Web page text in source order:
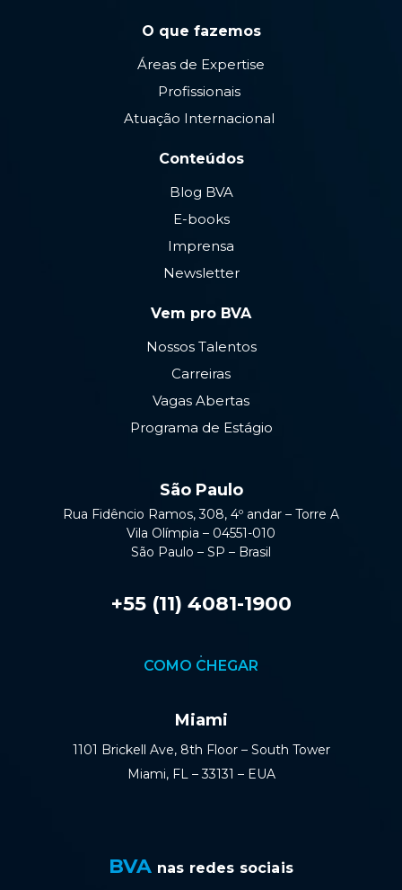
O que fazemos
Áreas de Expertise
Profissionais
Atuação Internacional
Conteúdos
Blog BVA
E-books
Imprensa
Newsletter
Vem pro BVA
Nossos Talentos
Carreiras
Vagas Abertas
Programa de Estágio
São Paulo
Rua Fidêncio Ramos, 308, 4º andar – Torre A
Vila Olímpia – 04551-010
São Paulo – SP – Brasil
+55 (11) 4081-1900
COMO CHEGAR
Miami
1101 Brickell Ave, 8th Floor – South Tower
Miami, FL – 33131 – EUA
BVA nas redes sociais